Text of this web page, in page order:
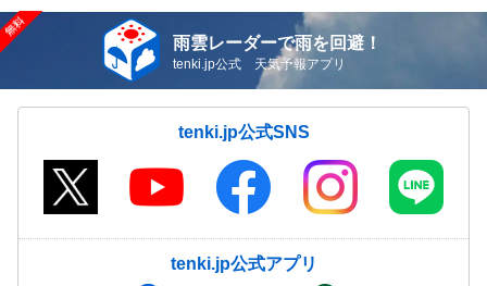
雨雲レーダーで雨を回避！
tenki.jp公式 天気予報アプリ
tenki.jp公式SNS
tenki.jp公式アプリ